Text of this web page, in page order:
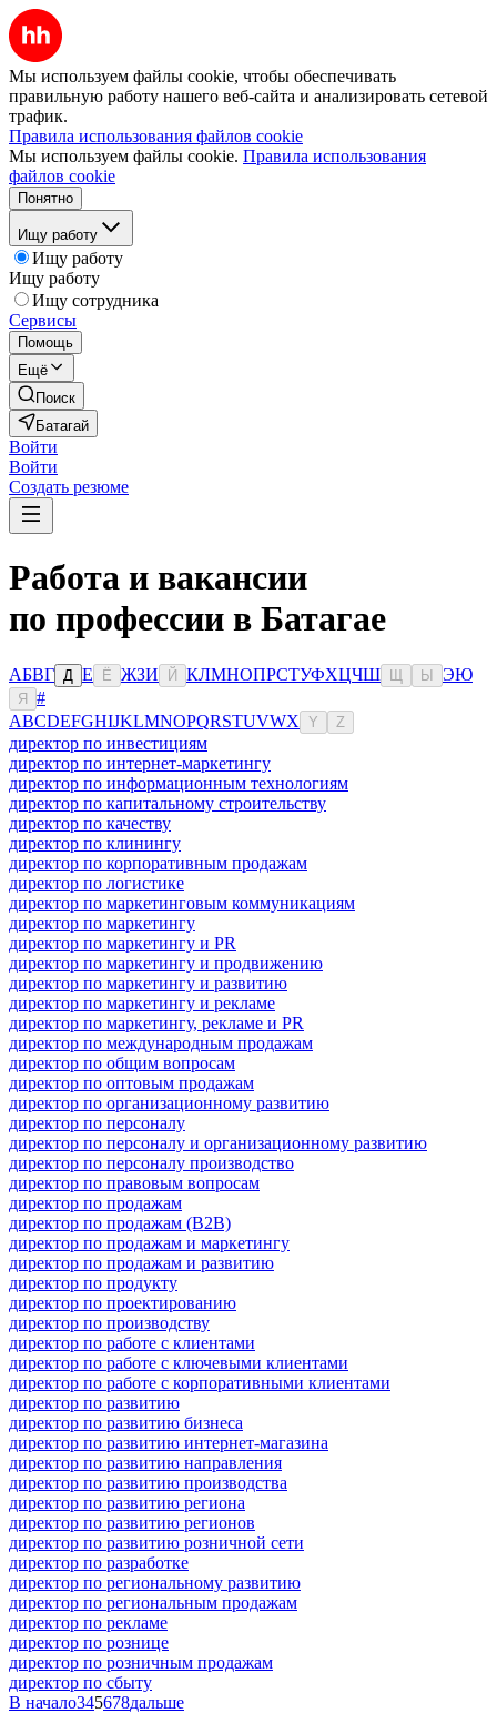
Мы используем файлы cookie, чтобы обеспечивать
правильную работу нашего веб-сайта и анализировать сетевой
трафик.
Правила использования файлов cookie
Мы используем файлы cookie. Правила использования
файлов cookie
Понятно
Ищу работу
Ищу работу
Ищу работу
Ищу сотрудника
Сервисы
Помощь
Ещё
Поиск
Батагай
Войти
Войти
Создать резюме
Работа и вакансии
по профессии в Батагае
АБВГ Д Е Ё ЖЗИ Й КЛМНОПРСТУФХЦЧШ Ы ЭЮ
Я
#
ABCDEFGHIJKLMNOPQRSTUVWX Y Z
директор по инвестициям
директор по интернет-маркетингу
директор по информационным технологиям
директор по капитальному строительству
директор по качеству
директор по клинингу
директор по корпоративным продажам
директор по логистике
директор по маркетинговым коммуникациям
директор по маркетингу
директор по маркетингу и PR
директор по маркетингу и продвижению
директор по маркетингу и развитию
директор по маркетингу и рекламе
директор по маркетингу, рекламе и PR
директор по международным продажам
директор по общим вопросам
директор по оптовым продажам
директор по организационному развитию
директор по персоналу
директор по персоналу и организационному развитию
директор по персоналу производство
директор по правовым вопросам
директор по продажам
директор по продажам (B2B)
директор по продажам и маркетингу
директор по продажам и развитию
директор по продукту
директор по проектированию
директор по производству
директор по работе с клиентами
директор по работе с ключевыми клиентами
директор по работе с корпоративными клиентами
директор по развитию
директор по развитию бизнеса
директор по развитию интернет-магазина
директор по развитию направления
директор по развитию производства
директор по развитию региона
директор по развитию регионов
директор по развитию розничной сети
директор по разработке
директор по региональному развитию
директор по региональным продажам
директор по рекламе
директор по рознице
директор по розничным продажам
директор по сбыту
В начало345678дальше